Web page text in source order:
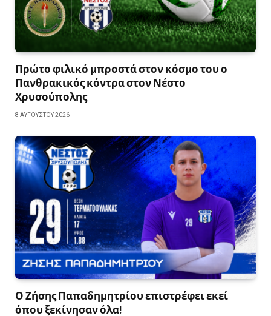
Πρώτο φιλικό μπροστά στον κόσμο του ο
Πανθρακικός κόντρα στον Νέστο
Χρυσούπολης
8 ΑΥΓΟΎΣΤΟΥ 2026
Ο Ζήσης Παπαδημητρίου επιστρέφει εκεί
όπου ξεκίνησαν όλα!